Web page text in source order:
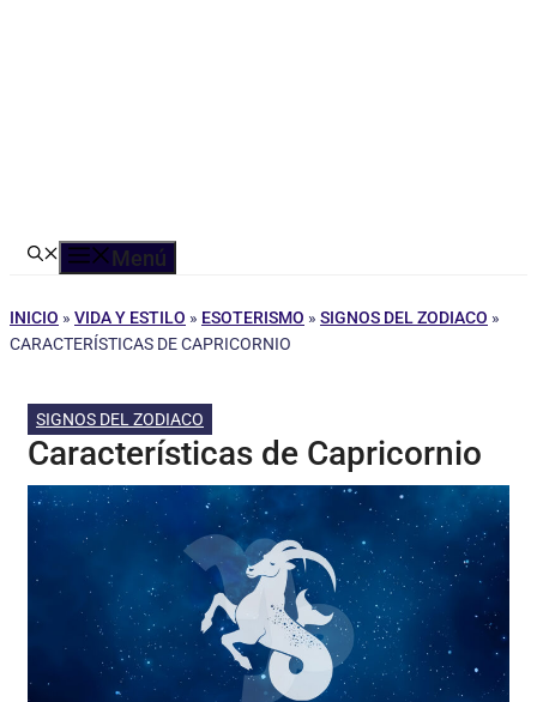
Menú
INICIO » VIDA Y ESTILO » ESOTERISMO » SIGNOS DEL ZODIACO »
CARACTERÍSTICAS DE CAPRICORNIO
SIGNOS DEL ZODIACO
Características de Capricornio